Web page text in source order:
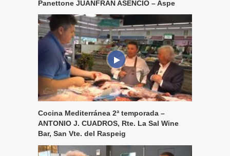
Panettone JUANFRAN ASENCIO – Aspe
Cocina Mediterránea 2ª temporada –
ANTONIO J. CUADROS, Rte. La Sal Wine
Bar, San Vte. del Raspeig